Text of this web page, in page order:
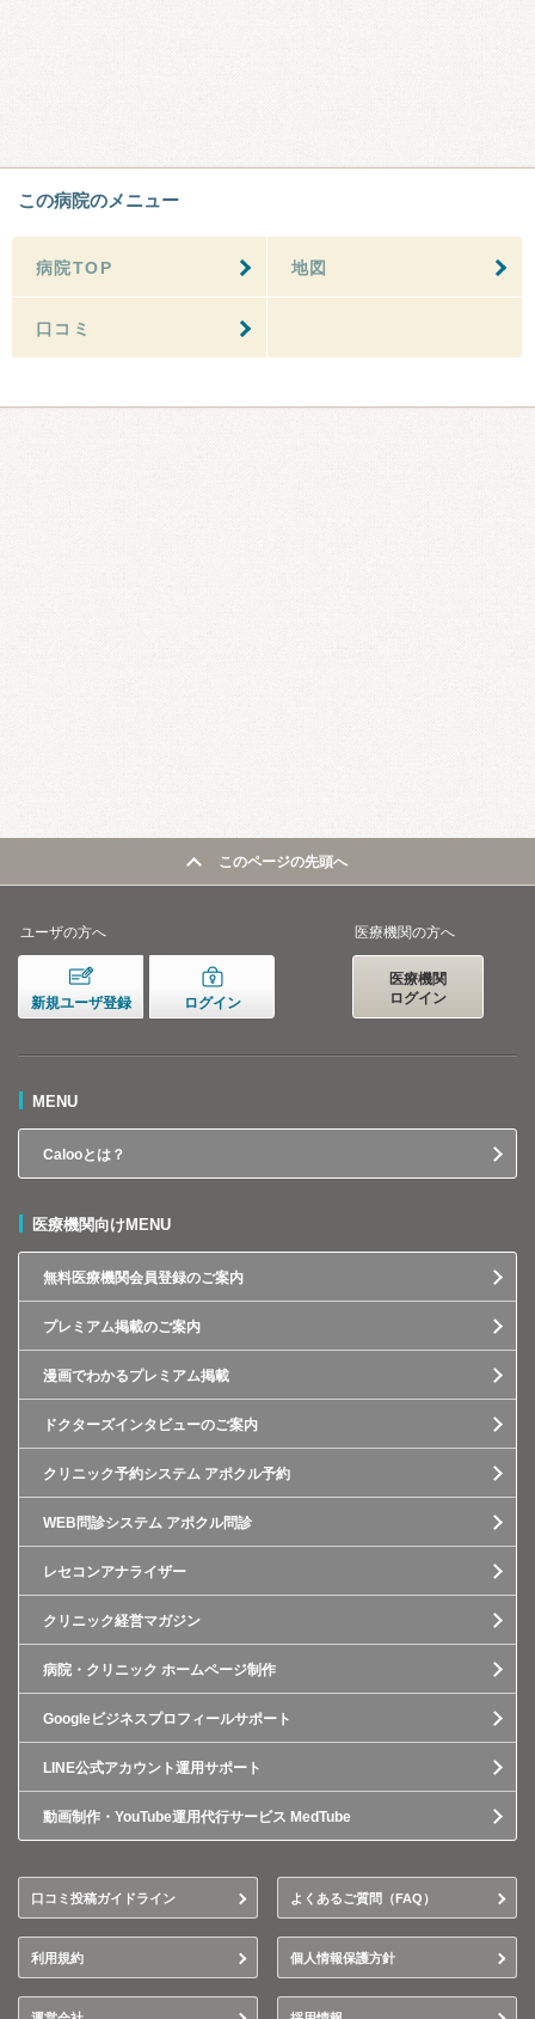
この病院のメニュー
病院TOP 地図
口コミ
このページの先頭へ
ユーザの方へ
新規ユーザ登録 ログイン
医療機関の方へ
医療機関
ログイン
MENU
Calooとは？
医療機関向けMENU
無料医療機関会員登録のご案内
プレミアム掲載のご案内
漫画でわかるプレミアム掲載
ドクターズインタビューのご案内
クリニック予約システム アポクル予約
WEB問診システム アポクル問診
レセコンアナライザー
クリニック経営マガジン
病院・クリニック ホームページ制作
Googleビジネスプロフィールサポート
LINE公式アカウント運用サポート
動画制作・YouTube運用代行サービス MedTube
口コミ投稿ガイドライン よくあるご質問（FAQ）
利用規約 個人情報保護方針